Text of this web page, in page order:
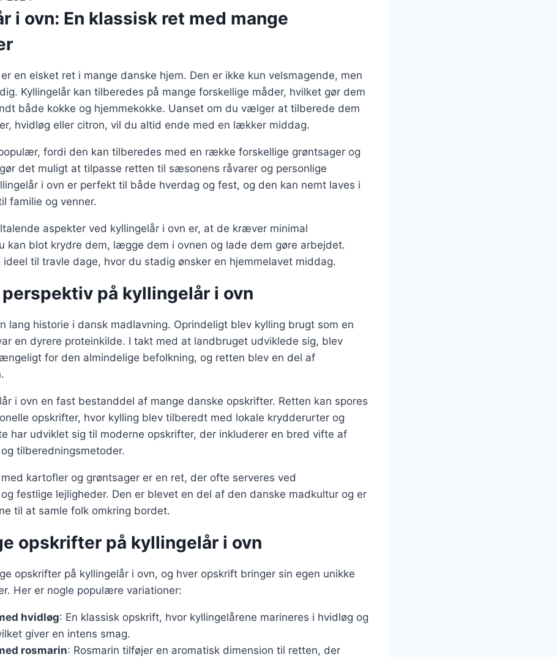
i ovn: En klassisk ret med mange
en elsket ret i mange danske hjem. Den er ikke kun velsmagende, men
Kyllingelår kan tilberedes på mange forskellige måder, hvilket gør dem
både kokke og hjemmekokke. Uanset om du vælger at tilberede dem
hvidløg eller citron, vil du altid ende med en lækker middag.
fordi den kan tilberedes med en række forskellige grøntsager og
det muligt at tilpasse retten til sæsonens råvarer og personlige
i ovn er perfekt til både hverdag og fest, og den kan nemt laves i
familie og venner.
aspekter ved kyllingelår i ovn er, at de kræver minimal
kan blot krydre dem, lægge dem i ovnen og lade dem gøre arbejdet.
til travle dage, hvor du stadig ønsker en hjemmelavet middag.
på kyllingelår i ovn
lang historie i dansk madlavning. Oprindeligt blev kylling brugt som en
en dyrere proteinkilde. I takt med at landbruget udviklede sig, blev
for den almindelige befolkning, og retten blev en del af
i ovn en fast bestanddel af mange danske opskrifter. Retten kan spores
opskrifter, hvor kylling blev tilberedt med lokale krydderurter og
har udviklet sig til moderne opskrifter, der inkluderer en bred vifte af
tilberedningsmetoder.
kartofler og grøntsager er en ret, der ofte serveres ved
festlige lejligheder. Den er blevet en del af den danske madkultur og er
til at samle folk omkring bordet.
opskrifter på kyllingelår i ovn
opskrifter på kyllingelår i ovn, og hver opskrift bringer sin egen unikke
Her er nogle populære variationer:
hvidløg: En klassisk opskrift, hvor kyllingelårene marineres i hvidløg og
giver en intens smag.
rosmarin: Rosmarin tilføjer en aromatisk dimension til retten, der